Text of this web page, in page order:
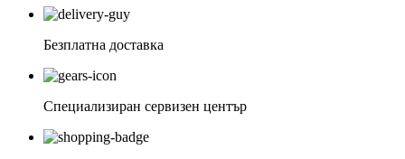
Безплатна доставка
Специализиран сервизен център